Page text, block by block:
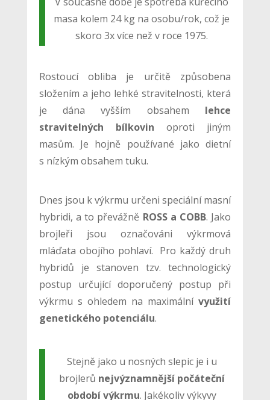
masa kolem 24 kg na osobu/rok, což je
skoro 3x více než v roce 1975.
Rostoucí obliba je určitě způsobena
složením a jeho lehké stravitelnosti, která
je dána vyšším obsahem lehce
stravitelných bílkovin oproti jiným
masům. Je hojně používané jako dietní
s nízkým obsahem tuku.
Dnes jsou k výkrmu určeni speciální masní
hybridi, a to převážně ROSS a COBB. Jako
brojleři jsou označováni výkrmová
mláďata obojího pohlaví. Pro každý druh
hybridů je stanoven tzv. technologický
postup určující doporučený postup při
výkrmu s ohledem na maximálnívyužití
genetického potenciálu.
Stejně jako u nosných slepic je i u
brojlerů nejvýznamnější počáteční
období výkrmu. Jakékoliv výkyvy